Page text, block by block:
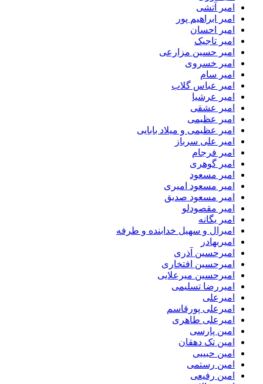
امیر آتشی
امیر ابراهیم پور
امیر احسان
امیر تاجیک
امیر حسین مزارعی
امیر خسروی
امیر سام
امیر عباس گلاب
امیر عرشیا
امیر عشقی
امیر عظیمی
امیر عظیمی و میلاد بابایی
امیر علی سرباز
امیر فرجام
امیر گوهری
امیر مسعود
امیر مسعود امیری
امیر مسعود صدیق
امیر مقصودلو
امیر یگانه
امیرال و سهیل خدابنده و طرفه
امیربهادر
امیرحسین آذری
امیرحسین افتخاری
امیرحسین میرعلایی
امیررضا تسلیمی
امیرعلی
امیرعلی پورقاسم
امیرعلی طاهری
امین پارسی
امین تک دهقان
امین حبیبی
امین رستمی
امین رفیعی